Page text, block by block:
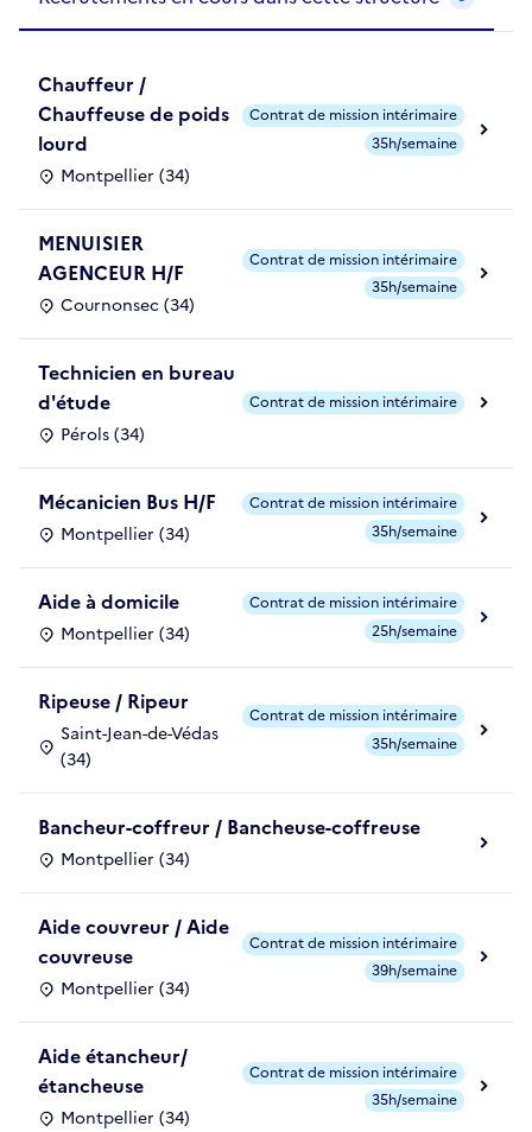
Chauffeur /
Chauffeuse de poids
lourd
Montpellier (34)
Contrat de mission intérimaire
35h/semaine
MENUISIER
AGENCEUR H/F
Cournonsec (34)
Contrat de mission intérimaire
35h/semaine
Technicien en bureau
d'étude
Pérols (34)
Contrat de mission intérimaire
Mécanicien Bus H/F
Montpellier (34)
Contrat de mission intérimaire
35h/semaine
Aide à domicile
Montpellier (34)
Contrat de mission intérimaire
25h/semaine
Ripeuse / Ripeur
Saint-Jean-de-Védas
(34)
Contrat de mission intérimaire
35h/semaine
Bancheur-coffreur / Bancheuse-coffreuse
Montpellier (34)
Aide couvreur / Aide
couvreuse
Montpellier (34)
Contrat de mission intérimaire
39h/semaine
Aide étancheur/
étancheuse
Montpellier (34)
Contrat de mission intérimaire
35h/semaine